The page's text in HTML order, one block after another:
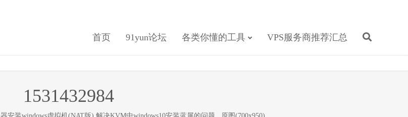
首页 91yun论坛 各类你懂的工具 VPS服务商推荐汇总
1531432984